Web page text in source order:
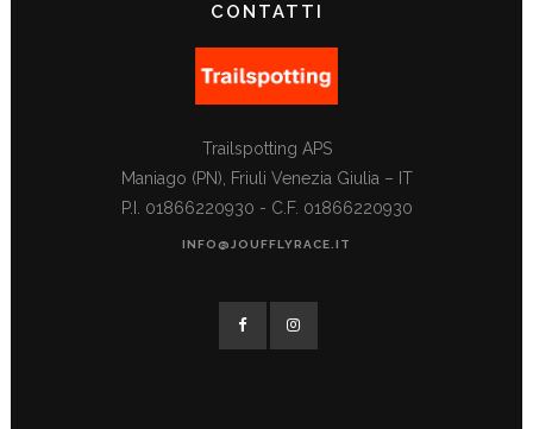
CONTATTI
Trailspotting APS
Maniago (PN), Friuli Venezia Giulia – IT
P.I. 01866220930 - C.F. 01866220930
INFO@JOUFFLYRACE.IT